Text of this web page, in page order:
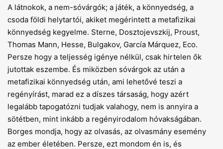
A látnokok, a nem-sóvárgók; a játék, a könnyedség, a
csoda földi helytartói, akiket megérintett a metafizikai
könnyedség kegyelme. Sterne, Dosztojevszkij, Proust,
Thomas Mann, Hesse, Bulgakov, García Márquez, Eco.
Persze hogy a teljesség igénye nélkül, csak hirtelen ők
jutottak eszembe. És miközben sóvárgok az után a
metafizikai könnyedség után, ami lehetővé teszi a
regényírást, marad ez a díszes társaság, hogy azért
legalább tapogatózni tudjak valahogy, nem is annyira a
sötétben, mint inkább a regényirodalom hóvakságában.
Borges mondja, hogy az olvasás, az olvasmány esemény
az ember életében. Persze, ezt mondom én is, és